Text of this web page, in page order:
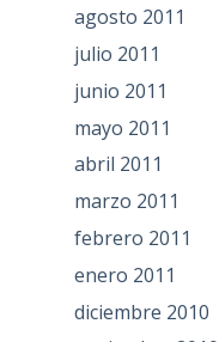
agosto 2011
julio 2011
junio 2011
mayo 2011
abril 2011
marzo 2011
febrero 2011
enero 2011
diciembre 2010